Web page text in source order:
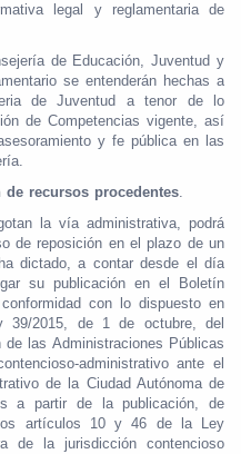
legal y reglamentaria de
de Educación, Juventud y
se entenderán hechas a
de Juventud a tenor de lo
de Competencias vigente, así
y fe pública en las
recursos procedentes.
la vía administrativa, podrá
de reposición en el plazo de un
dictado, a contar desde el día
su publicación en el Boletín
con lo dispuesto en
2015, de 1 de octubre, del
de las Administraciones Públicas
administrativo ante el
de la Ciudad Autónoma de
a partir de la publicación, de
artículos 10 y 46 de la Ley
de la jurisdicción contencioso